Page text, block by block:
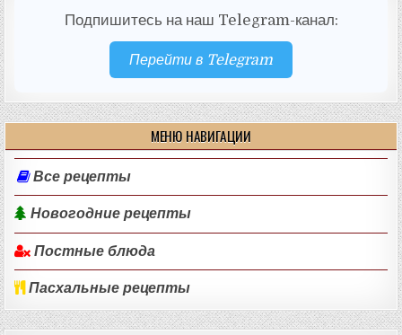
Подпишитесь на наш Telegram-канал:
Перейти в Telegram
МЕНЮ НАВИГАЦИИ
Все рецепты
Новогодние рецепты
Постные блюда
Пасхальные рецепты